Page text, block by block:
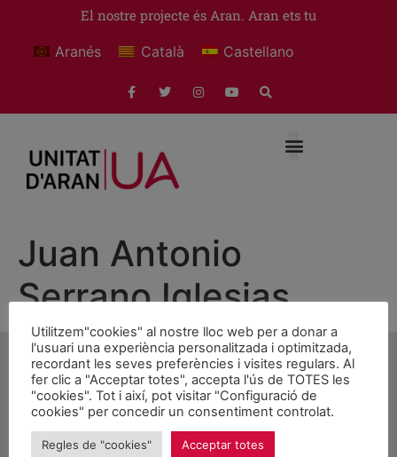
El nostre projecte és Aran. Aran ets tu
Aranés Català Castellano
Juan Antonio
Serrano Iglesias
© 2026 Unitat d'Aran. Tots els drets reservats.
Utilitzem"cookies" al nostre lloc web per a donar a
l'usuari una experiència personalitzada i optimitzada,
recordant les seves preferències i visites regulars. Al
fer clic a "Acceptar totes", accepta l'ús de TOTES les
"cookies". Tot i així, pot visitar "Configuració de
cookies" per concedir un consentiment controlat.
Regles de "cookies" Acceptar totes